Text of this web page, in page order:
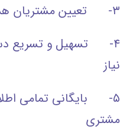
۳- تعیین مشتریان هدف و ارزشمند
۴- تسهیل و تسریع
نیاز
۵- بایگانی تمامی
مشتری